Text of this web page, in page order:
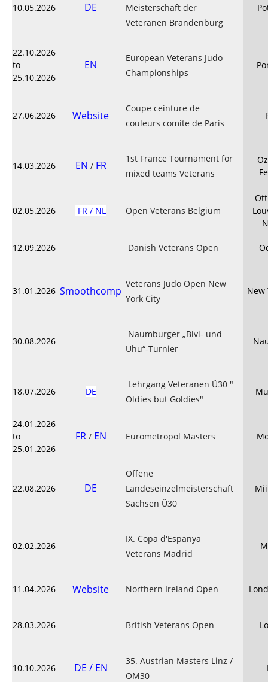
10.05.2026 DE
Meisterschaft der
Veteranen Brandenburg
22.10.2026
to
25.10.2026
EN
European Veterans Judo
Championships
27.06.2026 Website
Coupe ceinture de
couleurs comite de Paris
14.03.2026 EN / FR
1st France Tournament for
mixed teams Veterans
02.05.2026 FR / NL Open Veterans Belgium
12.09.2026 Danish Veterans Open
31.01.2026 Smoothcomp
Veterans Judo Open New
York City
New
30.08.2026
Naumburger „Bivi- und
Uhu“-Turnier
18.07.2026 DE
Lehrgang Veteranen Ü30 "
Oldies but Goldies"
24.01.2026
to
25.01.2026
FR/ EN Eurometropol Masters
22.08.2026 DE
Offene
Landeseinzelmeisterschaft
Sachsen Ü30
02.02.2026
IX. Copa d'Espanya
Veterans Madrid
11.04.2026 Website Northern Ireland Open
28.03.2026 British Veterans Open
10.10.2026 DE / EN
35. Austrian Masters Linz /
ÖM30